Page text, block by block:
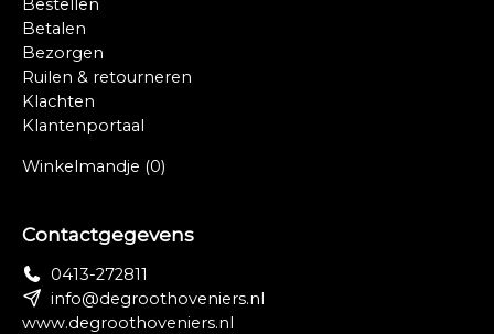
Bestellen
Betalen
Bezorgen
Ruilen & retourneren
Klachten
Klantenportaal
Winkelmandje (0)
Contactgegevens
0413-272811
info@degroothoveniers.nl
www.degroothoveniers.nl